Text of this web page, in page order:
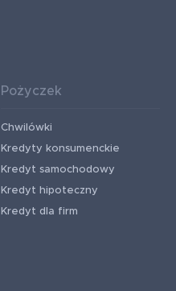
Pożyczek
Chwilówki
Kredyty konsumenckie
Kredyt samochodowy
Kredyt hipoteczny
Kredyt dla firm